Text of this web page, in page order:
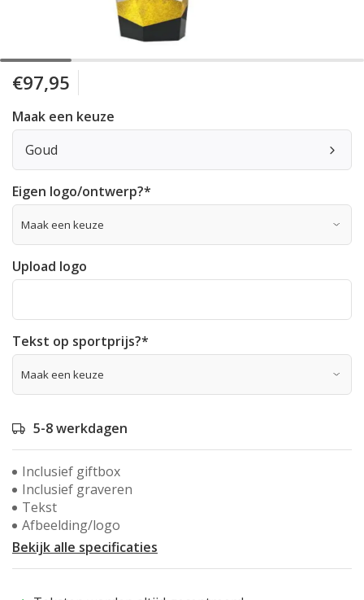
€97,95
Maak een keuze
Goud
Eigen logo/ontwerp?*
Upload logo
Tekst op sportprijs?*
5-8 werkdagen
Inclusief giftbox
Inclusief graveren
Tekst
Afbeelding/logo
Bekijk alle specificaties